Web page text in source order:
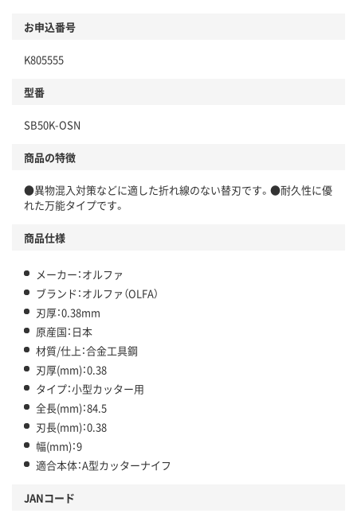
お申込番号
K805555
型番
SB50K-OSN
商品の特徴
●異物混入対策などに適した折れ線のない替刃です。●耐久性に優
れた万能タイプです。
商品仕様
メーカー：オルファ
ブランド：オルファ（OLFA）
刃厚：0.38mm
原産国：日本
材質/仕上：合金工具鋼
刃厚(mm)：0.38
タイプ：小型カッター用
全長(mm)：84.5
刃長(mm)：0.38
幅(mm)：9
適合本体：A型カッターナイフ
JANコード